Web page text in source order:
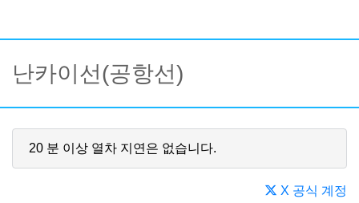
난카이선(공항선)
20 분 이상 열차 지연은 없습니다.
X 공식 계정